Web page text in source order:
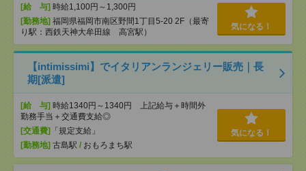
[給 与] 時給1,100円～1,300円
[勤務地] 福岡県福岡市南区野間1丁目5-20 2F（最寄
り駅：西鉄天神大牟田線 高宮駅）
気になる！
【intimissimi】でイタリアンランジェリー販売｜長
期[派遣]
[給 与] 時給1340円～1340円 上記給与＋時間外
勤務手当＋交通費支給◎
[交通費]
「規定支給」
[勤務地] 古島駅 / おもろまち駅
気になる！